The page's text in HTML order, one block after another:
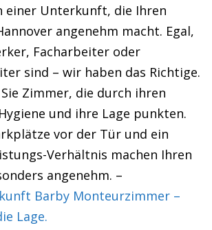
einer Unterkunft, die Ihren
angenehm macht. Egal,
Facharbeiter oder
sind – wir haben das Richtige.
Zimmer, die durch ihren
und ihre Lage punkten.
vor der Tür und ein
Verhältnis machen Ihren
angenehm. –
Barby Monteurzimmer –
Lage.